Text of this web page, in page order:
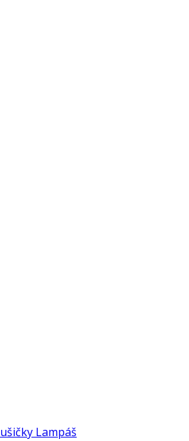
Lampáš